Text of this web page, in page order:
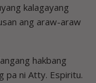
kalagayang
ang araw-araw
hakbang
pa ni Atty. Espiritu.